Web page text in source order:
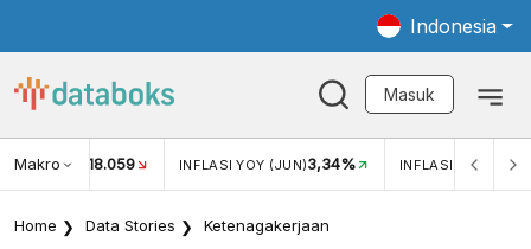
Indonesia
Masuk
Makro
USD/IDR 18.059 INFLASI YOY (JUN)3,34% INFLASI MOM
Home Data Stories Ketenagakerjaan